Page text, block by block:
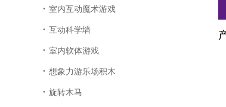
室内互动魔术游戏
互动科学墙
室内软体游戏
想象力游乐场积木
旋转木马